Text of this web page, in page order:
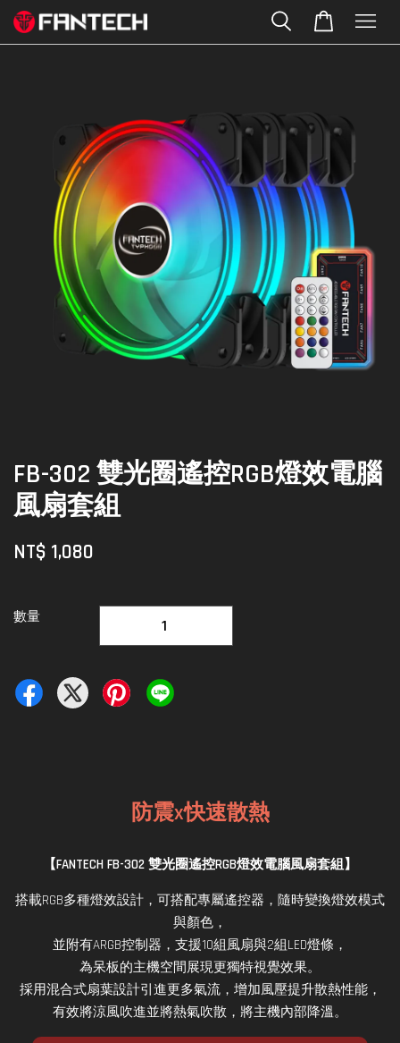
FB-302 雙光圈遙控RGB燈效電腦
風扇套組
NT$ 1,080
數量
防震x快速散熱
【FANTECH FB-302 雙光圈遙控RGB燈效電腦風扇套組】
搭載RGB多種燈效設計，可搭配專屬遙控器，隨時變換燈效模式
與顏色，
並附有ARGB控制器，支援10組風扇與2組LED燈條，
為呆板的主機空間展現更獨特視覺效果。
採用混合式扇葉設計引進更多氣流，增加風壓提升散熱性能，
有效將涼風吹進並將熱氣吹散，將主機內部降溫。